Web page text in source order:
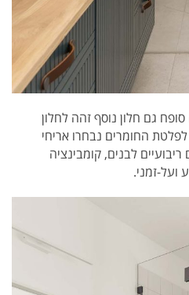
גם חלון נוסף זהה לחלון
החומרים נבחרו אריחי
לבנים, קומבינציה
ועל-זמני.